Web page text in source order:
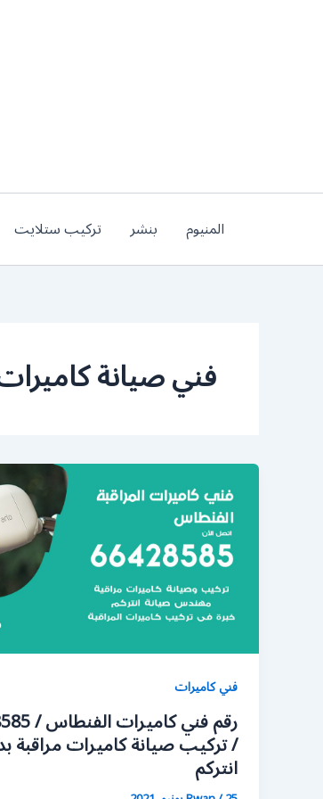
المنيوم بنشر تركيب ستلايت
فني صيانة
فني كاميرات
رقم فني
/ تركيب صيانة كاميرات مراقبة
انتركم